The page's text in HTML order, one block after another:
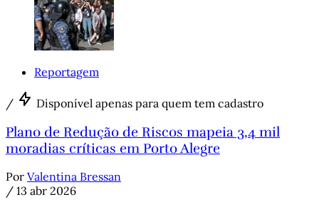
Reportagem
/ Disponível apenas para quem tem cadastro
Plano de Redução de Riscos mapeia 3,4 mil
moradias críticas em Porto Alegre
Por Valentina Bressan
/ 13 abr 2026